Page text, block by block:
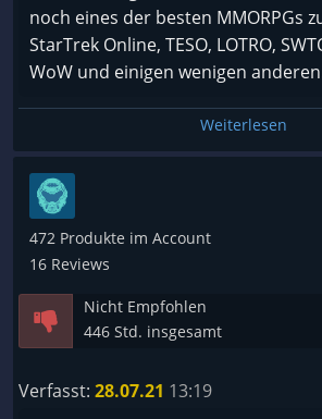
0,10 prozent zu 100 prozent hat,
also nach meiner Rechnung .Kauf
Schlüsseln ums teure Echtgeld , um
Fazit also von 1000 Schlüsseln 1
SCHLÜSSELN KOSTEN 10 Euro
Beispiel: Nach Kauf und Ingame Tag
spreche hier von geschätzten 200 -
hatte ich noch nie, aber NOCH ZU
Epischen Drop von den
von den Gegenern zu Tausenden
Crapdrop.
Geschichte oder Lore:
noch eines der besten MMORPGs
StarTrek Online, TESO, LOTRO,
WoW und einigen wenigen
Weiterlesen
472 Produkte im Account
16 Reviews
Nicht Empfohlen
446 Std. insgesamt
Verfasst: 28.07.21 13:19